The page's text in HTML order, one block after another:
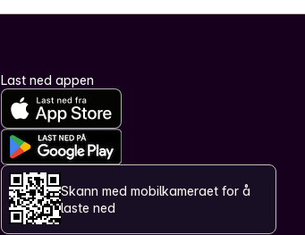
Last ned appen
Skann med mobilkameraet for å
laste ned